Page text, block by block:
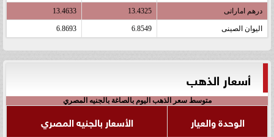
درهم اماراتى 13.4325
13.4633
اليوان الصينى 6.8549
6.8693
أسعار الذهب
متوسط سعر الذهب اليوم بالصاغة بالجنيه المصري
الوحدة والعيار
الأسعار بالجنيه المصري